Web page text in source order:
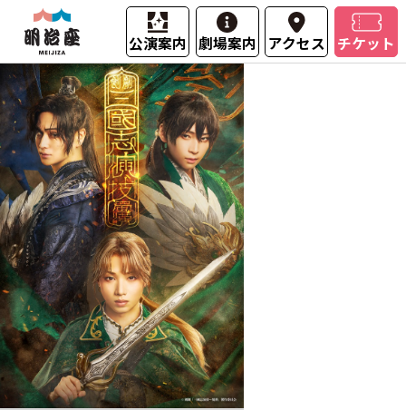
公演案内 劇場案内 アクセス チケット